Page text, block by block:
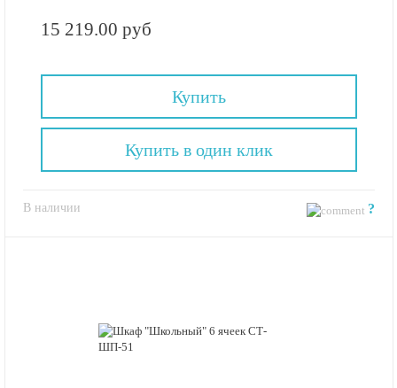
15 219.00 руб
Купить
В наличии ?
Купить в один клик